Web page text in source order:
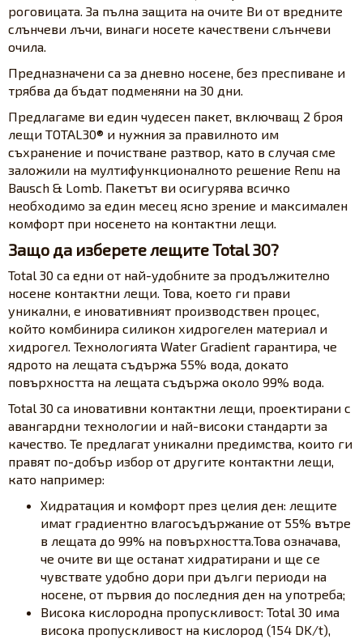
роговицата. За пълна защита на очите Ви от вредните
слънчеви лъчи, винаги носете качествени слънчеви
очила.
Предназначени са за дневно носене, без преспиване и
трябва да бъдат подменяни на 30 дни.
Предлагаме ви един чудесен пакет, включващ 2 броя
лещи TOTAL30® и нужния за правилното им
съхранение и почистване разтвор, като в случая сме
заложили на мултифункционалното решение Renu на
Bausch & Lomb. Пакетът ви осигурява всичко
необходимо за един месец ясно зрение и максимален
комфорт при носенето на контактни лещи.
Защо да изберете лещите Total 30?
Total 30 са едни от най-удобните за продължително
носене контактни лещи. Това, което ги прави
уникални, е иновативният производствен процес,
който комбинира силикон хидрогелен материал и
хидрогел. Технологията Water Gradient гарантира, че
ядрото на лещата съдържа 55% вода, докато
повърхността на лещата съдържа около 99% вода.
Total 30 са иновативни контактни лещи, проектирани с
авангардни технологии и най-високи стандарти за
качество. Те предлагат уникални предимства, които ги
правят по-добър избор от другите контактни лещи,
като например:
Хидратация и комфорт през целия ден: лещите
имат градиентно влагосъдържание от 55% вътре
в лещата до 99% на повърхността.Това означава,
че очите ви ще останат хидратирани и ще се
чувствате удобно дори при дълги периоди на
носене, от първия до последния ден на употреба;
Висока кислородна пропускливост: Total 30 има
висока пропускливост на кислород (154 DK/t),